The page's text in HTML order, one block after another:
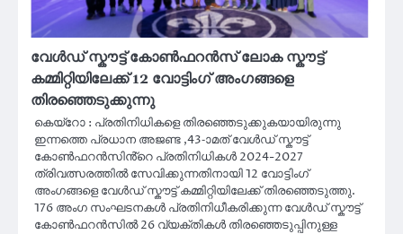
വേൾഡ് സ്കൗട്ട് കോൺഫറൻസ് ലോക സ്കൗട്ട്
കമ്മിറ്റിയിലേക്ക് 12 വോട്ടിംഗ് അംഗങ്ങളെ
തിരഞ്ഞെടുക്കുന്നു
കെയ്റോ : പ്രതിനിധികളെ തിരഞ്ഞെടുക്കുകയായിരുന്നു
ഇന്നത്തെ പ്രധാന അജണ്ട ,43-ാമത് വേൾഡ് സ്കൗട്ട്
കോൺഫറൻസിൻ്റെ പ്രതിനിധികൾ 2024-2027
ത്രിവത്സരത്തിൽ സേവിക്കുന്നതിനായി 12 വോട്ടിംഗ്
അംഗങ്ങളെ വേൾഡ് സ്കൗട്ട് കമ്മിറ്റിയിലേക്ക് തിരഞ്ഞെടുത്തു.
176 അംഗ സംഘടനകൾ പ്രതിനിധീകരിക്കുന്ന വേൾഡ് സ്കൗട്ട്
കോൺഫറൻസിൽ 26 വ്യക്തികൾ തിരഞ്ഞെടുപ്പിനുള്ള